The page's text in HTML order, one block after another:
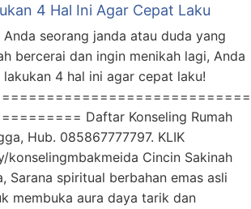
4 Hal Ini Agar Cepat Laku
Anda seorang janda atau duda yang
bercerai dan ingin menikah lagi, Anda
lakukan 4 hal ini agar cepat laku!
Daftar Konseling Rumah
Hub. 085867777797. KLIK
konselingmbakmeida Cincin Sakinah
Sarana spiritual berbahan emas asli
membuka aura daya tarik dan